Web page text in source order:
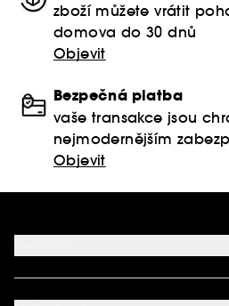
zboží můžete vrátit
domova do 30 dnů
Objevit
Bezpečná platba
vaše transakce jsou
nejmodernějším
Objevit
FAQ
Podmínky Nabídek